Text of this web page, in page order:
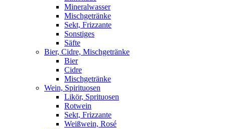
Mineralwasser
Mischgetränke
Sekt, Frizzante
Sonstiges
Säfte
Bier, Cidre, Mischgetränke
Bier
Cidre
Mischgetränke
Wein, Spirituosen
Likör, Sprituosen
Rotwein
Sekt, Frizzante
Weißwein, Rosé